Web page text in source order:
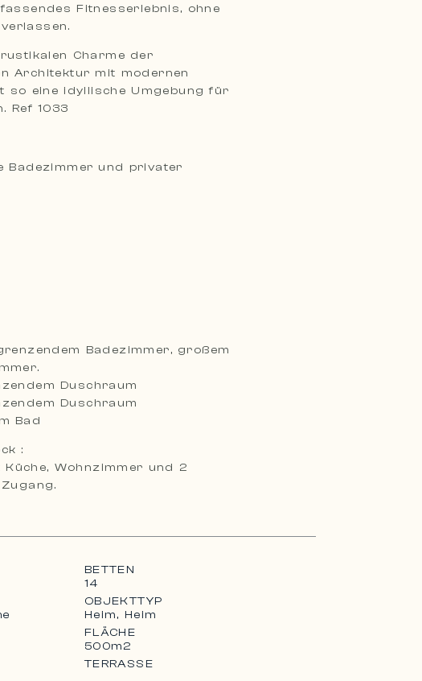
Fitnesserlebnis, ohne
Charme der
Architektur mit modernen
so eine idyllische Umgebung für
Ref 1033
Badezimmer und privater
Badezimmer, großem
Duschraum
Duschraum
Bad
:
Wohnzimmer und 2
BETTEN
14
OBJEKTTYP
Heim, Heim
FLÄCHE
500m2
TERRASSE